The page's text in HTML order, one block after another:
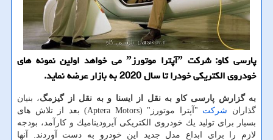
پارسی كاو: شركت ˮآپترا موتورزˮ می خواهد اولین نمونه های
خودروی الكتریكی خودرا تا سال 2020 به بازار عرضه نماید.
به گزارش پارسی كاو به نقل از ایسنا و به نقل از گیزمگ، بنیان
گذاران شركت
"آپترا موتورز" (Aptera Motors) بعد از تلاش های
بسیار برای تولید یك خودروی الكتریكی آیرودینامیك و كارآمد، بودجه
لازم را برای ابداع مدل جدید این خودرو به دست آوردند. آنها